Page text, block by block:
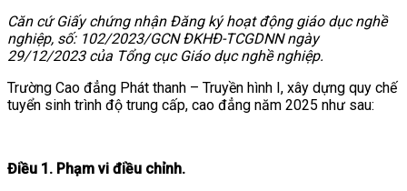
VĂN BẢN
THƯ VIỆN
Căn cứ Giấy chứng nhận Đăng ký hoạt động giáo dục nghề
nghiệp, số: 102/2023/GCN ĐKHĐ-TCGDNN ngày
29/12/2023 của Tổng cục Giáo dục nghề nghiệp.
Trường Cao đẳng Phát thanh – Truyền hình I, xây dựng quy chế
tuyển sinh trình độ trung cấp, cao đẳng năm 2025 như sau:
Điều 1. Phạm vi điều chỉnh.